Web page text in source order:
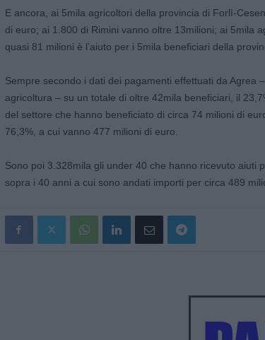
E ancora, ai 5mila agricoltori della provincia di Forlì-
di euro; ai 1.800 di Rimini vanno oltre 13milioni; ai 5mila
quasi 81 milioni è l’aiuto per i 5mila beneficiari della
Sempre secondo i dati dei pagamenti effettuati da Agrea
agricoltura – su un totale di oltre 42mila beneficiari, il
del settore che hanno beneficiato di circa 74 milioni di
76,3%, a cui vanno 477 milioni di euro.
Sono poi 3.328mila gli under 40 che hanno ricevuto aiuti
sopra i 40 anni a cui sono andati importi per circa 489